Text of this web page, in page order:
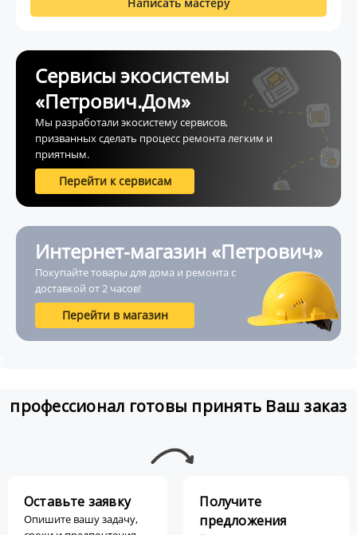
Сервисы экосистемы
«Петрович.Дом»
Мы разработали экосистему сервисов,
призванных сделать процесс ремонта легким и
приятным.
Перейти к сервисам
Интернет-магазин «Петрович»
Покупайте товары для дома и ремонта с
доставкой от 2 часов!
Перейти в магазин
профессионал готовы принять Ваш заказ
Оставьте заявку
Опишите вашу задачу,
Получите
предложения